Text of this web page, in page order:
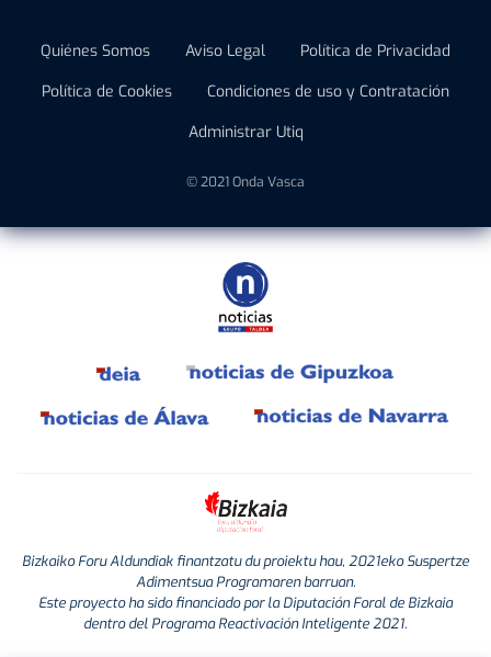
Quiénes Somos Aviso Legal
Política de Privacidad
Política de Cookies
Condiciones de uso y Contratación
Administrar Utiq
© 2021 Onda Vasca
Bizkaiko Foru Aldundiak finantzatu du proiektu hau, 2021eko Suspertze
Adimentsua Programaren barruan.
Este proyecto ha sido financiado por la Diputación Foral de Bizkaia
dentro del Programa Reactivación Inteligente 2021.